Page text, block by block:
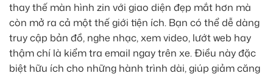
thay thế màn hình zin với giao diện đẹp mắt hơn mà
còn mở ra cả một thế giới tiện ích. Bạn có thể dễ dàng
truy cập bản đồ, nghe nhạc, xem video, lướt web hay
thậm chí là kiểm tra email ngay trên xe. Điều này đặc
biệt hữu ích cho những hành trình dài, giúp giảm căng